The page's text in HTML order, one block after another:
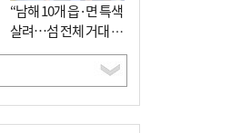
“남해 10개 읍·면 특색
살려…섬 전체 거대 정
원으로 조성”